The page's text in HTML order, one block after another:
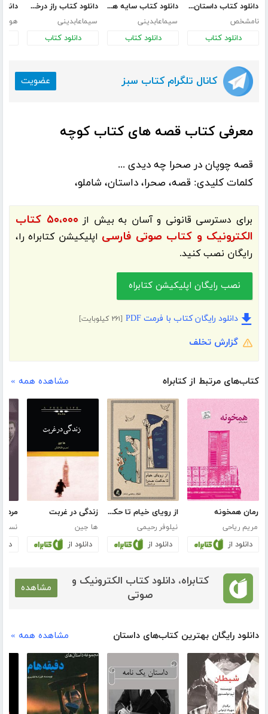
دانلود کتاب داستان های هزار و یک شب
نامشخص
دانلود کتاب
دانلود کتاب سایه های شیطان
سیماعابدینی
دانلود کتاب
دانلود کتاب راز درخت سیب - secret tree apple
سیماعابدینی
دانلود کتاب
کانال تلگرام کتاب سبز عضویت
معرفی کتاب قصه های کتاب کوچه
قصه چوپان در صحرا چه دیدی ...
کلمات کلیدی: قصه، صحرا، داستان، شاملو،
برای دسترسی قانونی و آسان به بیش از
۵۰،۰۰۰ کتاب
الکترونیک و کتاب صوتی فارسی اپلیکیشنکتابراهرا،
رایگان نصب کنید.
نصب رایگان اپلیکیشن کتابراه
دانلود رایگان کتاب با فرمت PDF [۲۶۱ کیلوبایت]
گزارش تخلف
کتاب‌های مرتبط از کتابراه مشاهده همه »
رمان همخونه
مریم ریاحی
دانلود از
از رویای خیام تا حکمت صدرا
نیلوفر رحیمی
دانلود از
زندگی در غربت
ها جین
دانلود از
کتابراه، دانلود کتاب الکترونیک و
صوتی
مشاهده
دانلود رایگان بهترین کتاب‌های داستان مشاهده همه »